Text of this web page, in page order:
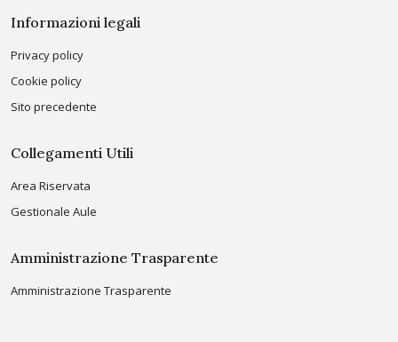
Informazioni legali
Privacy policy
Cookie policy
Sito precedente
Collegamenti Utili
Area Riservata
Gestionale Aule
Amministrazione Trasparente
Amministrazione Trasparente